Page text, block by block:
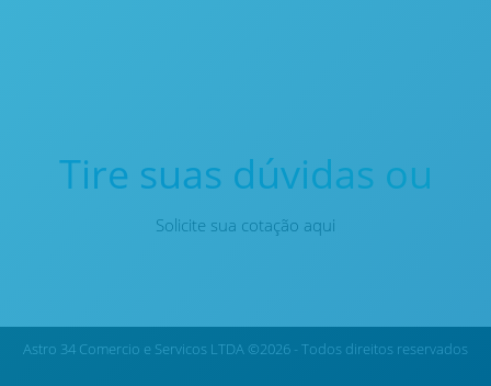
Tire suas dúvidas ou
Solicite sua cotação aqui
Astro 34 Comercio e Servicos LTDA ©2026 - Todos direitos reservados